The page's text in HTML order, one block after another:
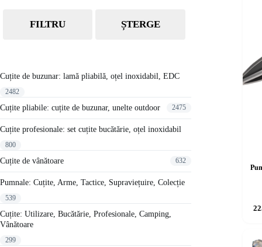
FILTRU ȘTERGE
Cuțite de buzunar: lamă pliabilă, oțel inoxidabil, EDC
2482
Cuțite pliabile: cuțite de buzunar, unelte outdoor 2475
Cuțite profesionale: set cuțite bucătărie, oțel inoxidabil
800
Cuțite de vânătoare 632
Pumnale: Cuțite, Arme, Tactice, Supraviețuire, Colecție
539
Cuțite: Utilizare, Bucătărie, Profesionale, Camping,
Vânătoare
299